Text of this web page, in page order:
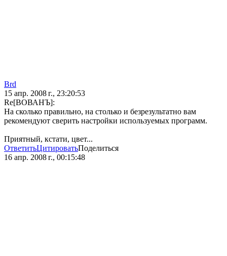
Brd
15 апр. 2008 г., 23:20:53
Re[ВОВАНЪ]:
На сколько правильно, на столько и безрезультатно вам
рекомендуют сверить настройки используемых программ.
Приятный, кстати, цвет...
ОтветитьЦитироватьПоделиться
16 апр. 2008 г., 00:15:48